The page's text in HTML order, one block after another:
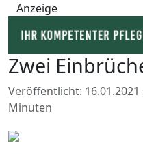
Anzeige
Zwei
Veröffentlicht: 16.01.2021
Minuten